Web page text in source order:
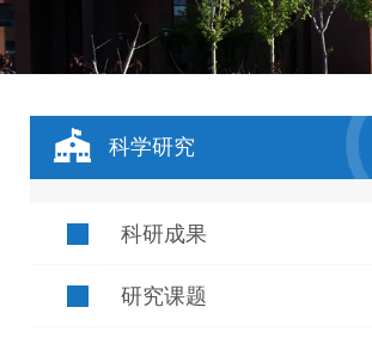
科学研究
科研成果
研究课题